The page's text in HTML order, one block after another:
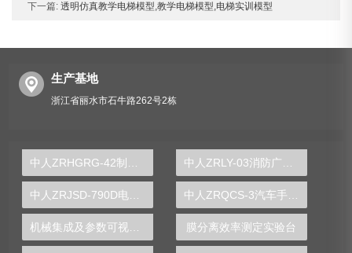
下一篇: 透明仿真教学电梯模型,教学电梯模型,电梯实训模型
生产基地
浙江省丽水市石牛路262号2栋
中人ZRJSD-790D电子技术实训装置
机械集成及参数可视化分析实验台 膜分离效率测定实验台